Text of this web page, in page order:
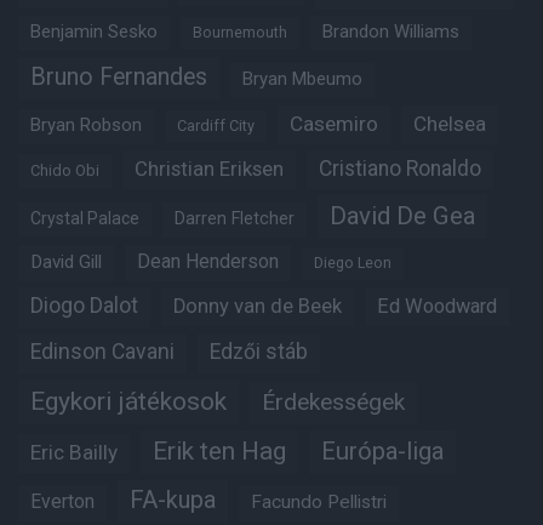
Benjamin Sesko Bournemouth Brandon Williams
Bruno Fernandes Bryan Mbeumo
Bryan Robson Cardiff City Casemiro Chelsea
Chido Obi Christian Eriksen Cristiano Ronaldo
Crystal Palace Darren Fletcher David De Gea
David Gill Dean Henderson Diego Leon
Diogo Dalot Donny van de Beek Ed Woodward
Edinson Cavani Edzői stáb
Egykori játékosok Érdekességek
Eric Bailly Erik ten Hag Európa-liga
Everton FA-kupa Facundo Pellistri